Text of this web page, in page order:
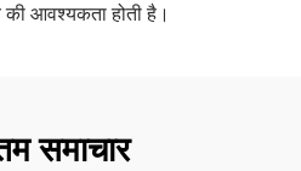
की आवश्यकता होती है।
समाचार